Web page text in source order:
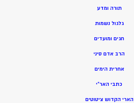
תורה ומדע
גלגול נשמות
חגים ומועדים
הרב אדם סיני
אחרית הימים
כתבי האר”י
הארי הקדוש ציטוטים